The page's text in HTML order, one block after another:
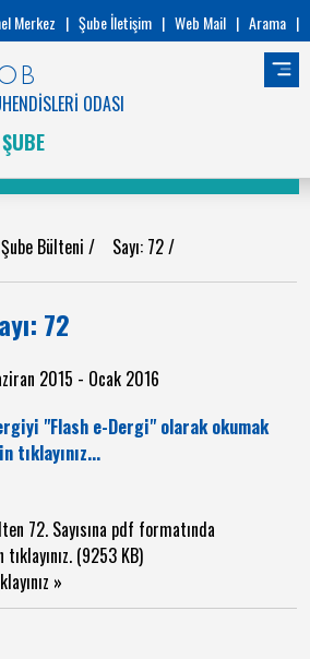
Merkez | Şube İletişim | Web Mail | Arama |
ODASI
Bülteni / Sayı: 72/
72
2015 - Ocak 2016
"Flash e-Dergi" olarak okumak
tıklayınız...
72. Sayısına pdf formatında
(9253 KB)
»